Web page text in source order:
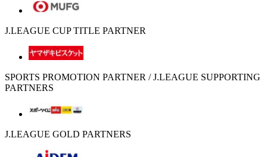
J.LEAGUE CUP TITLE PARTNER
SPORTS PROMOTION PARTNER / J.LEAGUE SUPPORTING
PARTNERS
J.LEAGUE GOLD PARTNERS